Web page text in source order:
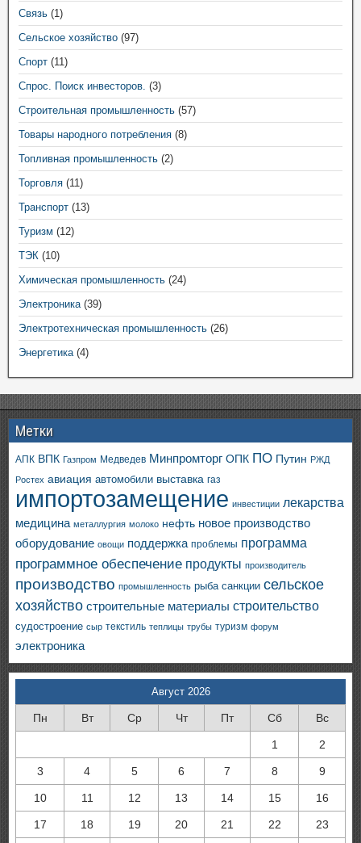
Связь (1)
Сельское хозяйство (97)
Спорт (11)
Спрос. Поиск инвесторов. (3)
Строительная промышленность (57)
Товары народного потребления (8)
Топливная промышленность (2)
Торговля (11)
Транспорт (13)
Туризм (12)
ТЭК (10)
Химическая промышленность (24)
Электроника(39)
Электротехническая промышленность (26)
Энергетика(4)
Метки
АПК ВПК Газпром Медведев Минпромторг ОПК ПО Путин РЖД
Ростех авиация автомобили выставка газ
импортозамещение инвестиции лекарства
медицина металлургия молоко нефть новое производство
оборудование овощи поддержка проблемы программа
программное обеспечение продукты производитель
производство промышленность рыба санкции сельское
хозяйство строительные материалы строительство
судостроение сыр текстиль теплицы трубы туризм форум
электроника
Август 2026
Пн Вт Ср Чт Пт Сб Вс
1 2
3 4 5 6 7 8 9
10 11 12 13 14 15 16
17 18 19 20 21 22 23